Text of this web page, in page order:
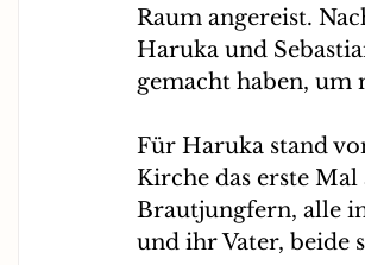
Raum angereist.
Haruka und
gemacht haben, um
Für Haruka stand
Kirche das erste
Brautjungfern, alle
und ihr Vater, beide